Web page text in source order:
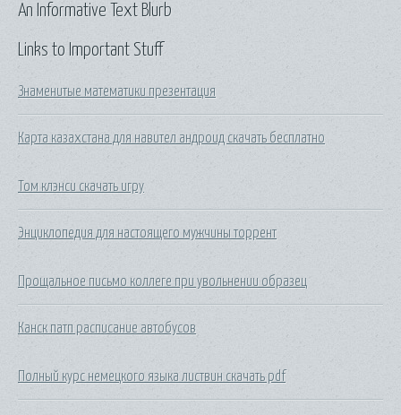
Links to Important Stuff
Знаменитые математики презентация
Карта казахстана для навител андроид скачать бесплатно
Том клэнси скачать игру
Энциклопедия для настоящего мужчины торрент
Прощальное письмо коллеге при увольнении образец
Канск патп расписание автобусов
Полный курс немецкого языка листвин скачать pdf
An Informative Text Blurb